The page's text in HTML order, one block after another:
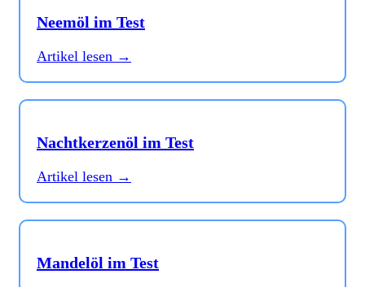
Neemöl im Test
Artikel lesen →
Nachtkerzenöl im Test
Artikel lesen →
Mandelöl im Test